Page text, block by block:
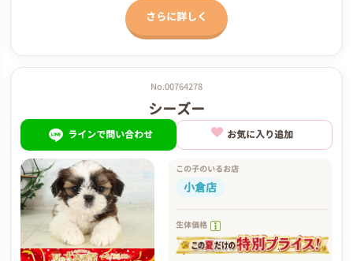
さらに詳しく
No.00764278
シーズー
ラインで問い合わせ お気に入り追加
この子のいるお店
小倉店
生体価格